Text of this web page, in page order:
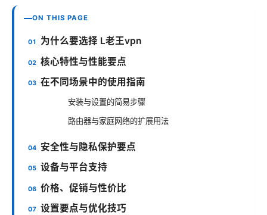
ON THIS PAGE
为什么要选择 L老王vpn
核心特性与性能要点
在不同场景中的使用指南
安装与设置的简易步骤
路由器与家庭网络的扩展用法
安全性与隐私保护要点
设备与平台支持
价格、促销与性价比
设置要点与优化技巧